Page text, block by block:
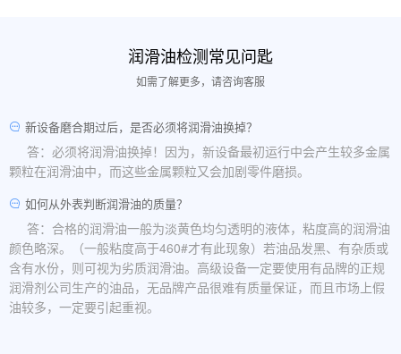
润滑油检测常见问匙
如需了解更多，请咨询客服
新设备磨合期过后，是否必须将润滑油换掉？
答：必须将润滑油换掉！因为，新设备最初运行中会产生较多金属
颗粒在润滑油中，而这些金属颗粒又会加剧零件磨损。
如何从外表判断润滑油的质量？
答：合格的润滑油一般为淡黄色均匀透明的液体，粘度高的润滑油
颜色略深。（一般粘度高于460#才有此现象）若油品发黑、有杂质或
含有水份，则可视为劣质润滑油。高级设备一定要使用有品牌的正规
润滑剂公司生产的油品，无品牌产品很难有质量保证，而且市场上假
油较多，一定要引起重视。